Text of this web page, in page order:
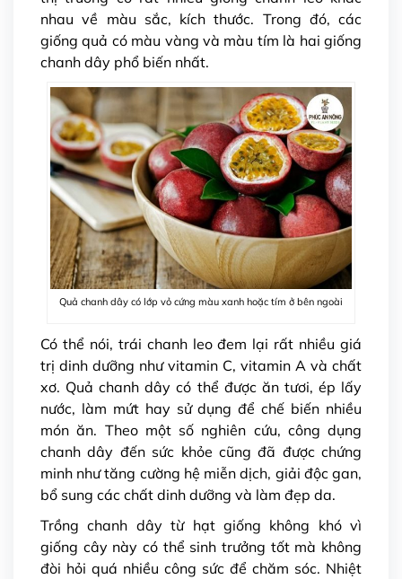
nhau về màu sắc, kích thước. Trong đó, các
giống quả có màu vàng và màu tím là hai giống
chanh dây phổ biến nhất.
Quả chanh dây có lớp vỏ cứng màu xanh hoặc tím ở bên ngoài
Có thể nói, trái chanh leo đem lại rất nhiều giá
trị dinh dưỡng như vitamin C, vitamin A và chất
xơ. Quả chanh dây có thể được ăn tươi, ép lấy
nước, làm mứt hay sử dụng để chế biến nhiều
món ăn. Theo một số nghiên cứu, công dụng
chanh dây đến sức khỏe cũng đã được chứng
minh như tăng cường hệ miễn dịch, giải độc gan,
bổ sung các chất dinh dưỡng và làm đẹp da.
Trồng chanh dây từ hạt giống không khó vì
giống cây này có thể sinh trưởng tốt mà không
đòi hỏi quá nhiều công sức để chăm sóc. Nhiệt